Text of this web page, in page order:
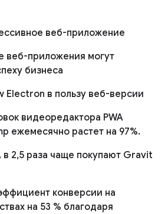
веб-приложение
веб-приложения могут
бизнеса
Electron в пользу веб-версии
видеоредактора PWA
ежемесячно растет на 97%.
в 2,5 раза чаще покупают Gravit
конверсии на
на 53 % благодаря